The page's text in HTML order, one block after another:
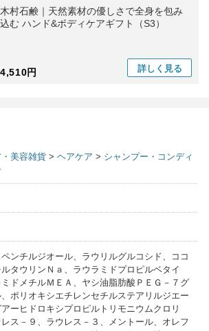
木村石鹸｜天然素材の優しさで全身を包み
込む ハンド&ボディケアギフト（S3）
4,510円 詳しく 見る
美容雑貨 > ヘアケア > シャンプー・コンディ
ンチルジオール、ラウリルグルコシド、ココ
タウリンＮａ、ラウラミドプロピルベタイ
ドメチルＭＥＡ、ヤシ油脂肪酸ＰＥＧ－７グ
、ポリオキシエチレンセチルステアリルジエー
ーヒドロキシプロピルトリモニウムクロリ
レス－９、ラウレス－３、メントール、オレフ